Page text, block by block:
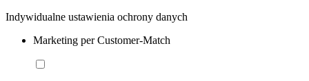
Indywidualne ustawienia ochrony danych
Marketing per Customer-Match